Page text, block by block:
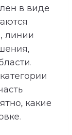
в виде
линии
какие